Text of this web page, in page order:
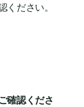
ださい。
確認くださ